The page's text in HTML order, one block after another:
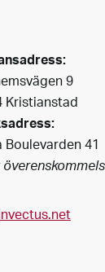
9
Kristianstad
Boulevarden 41